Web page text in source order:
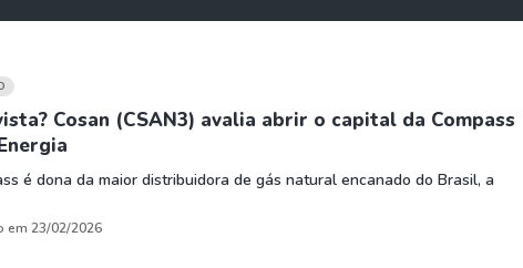
ETFs
BOVA11
IVVB11
Tesla
Bitcoin
Binance Coin
Cosan (CSAN3) avalia abrir o capital da Compass
é dona da maior distribuidora de gás natural encanado do Brasil, a
em 23/02/2026